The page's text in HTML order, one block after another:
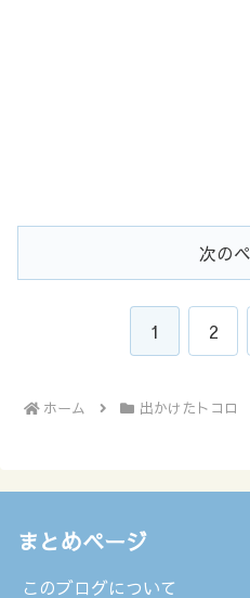
次の
1 2
ホーム 出かけたトコロ
まとめページ
このブログについて